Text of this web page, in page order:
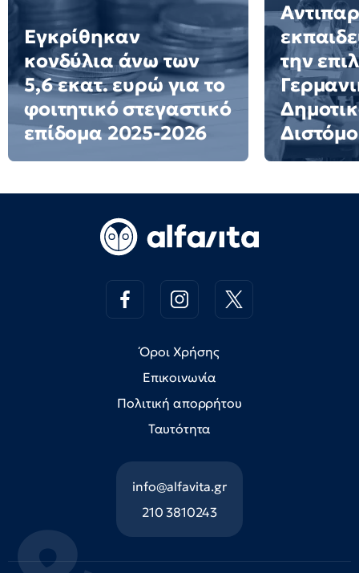
Εγκρίθηκαν
κονδύλια άνω των
5,6 εκατ. ευρώ για το
φοιτητικό στεγαστικό
επίδομα 2025-2026
την
Όροι Χρήσης
Επικοινωνία
Πολιτική απορρήτου
Ταυτότητα
info@alfavita.gr
210 3810243